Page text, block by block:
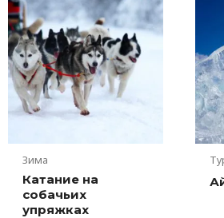
Зима
Катание на
собачьих
упряжках